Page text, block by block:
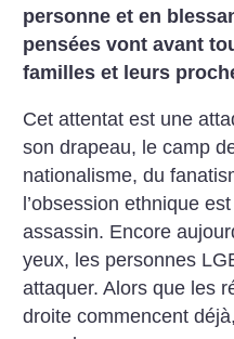
personne et en
pensées vont avant
familles et leurs
Cet attentat est une
son drapeau, le camp
nationalisme, du
l’obsession ethnique
assassin. Encore
yeux, les personnes
attaquer. Alors que les
droite commencent